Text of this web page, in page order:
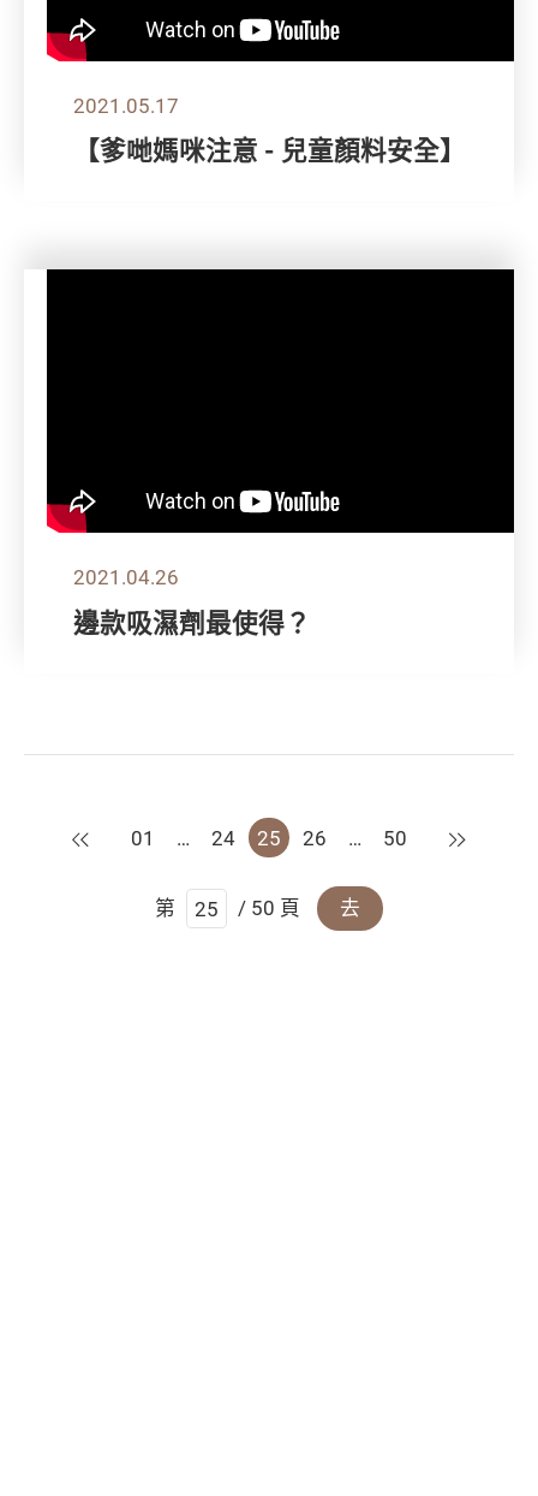
2021.05.17
【爹哋媽咪注意 - 兒童顏料安全】
2021.04.26
邊款吸濕劑最使得？
上一頁
01 … 24 25 26 … 50 下一頁
第 / 50 頁 去